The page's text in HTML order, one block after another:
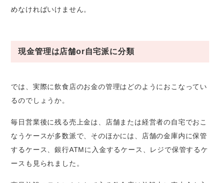
めなければいけません。
現金管理は店舗or自宅派に分類
では、実際に飲食店のお金の管理はどのようにおこなってい
るのでしょうか。
毎日営業後に残る売上金は、店舗または経営者の自宅でおこ
なうケースが多数派で、そのほかには、店舗の金庫内に保管
するケース、銀行ATMに入金するケース、レジで保管するケ
ースも見られました。